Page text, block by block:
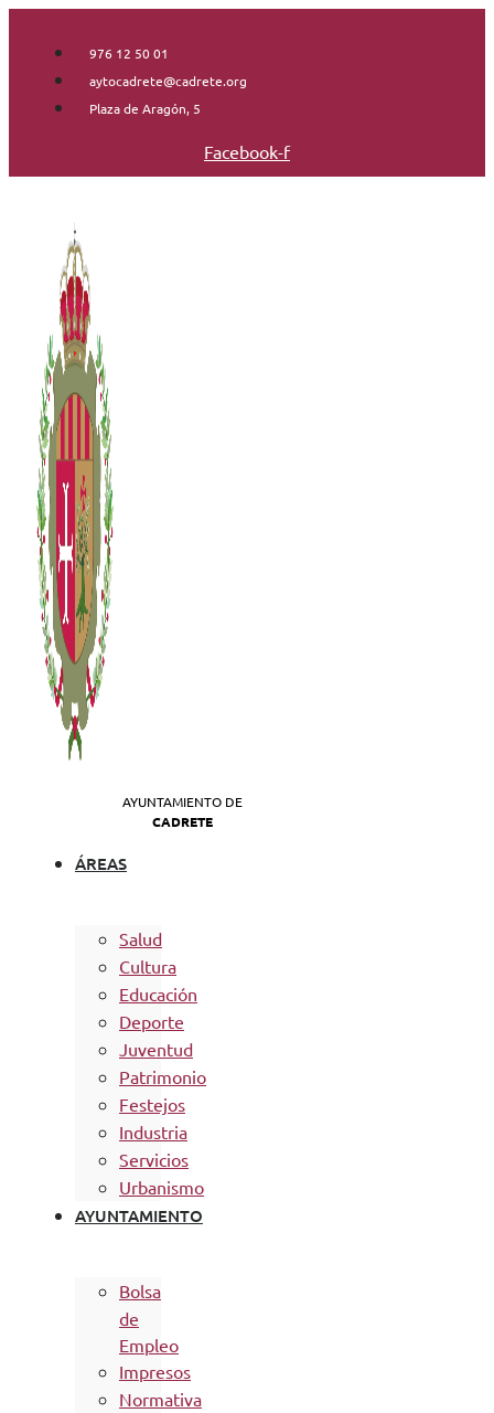
contenido
976 12 50 01
aytocadrete@cadrete.org
Plaza de Aragón, 5
Facebook-f
AYUNTAMIENTO DE
CADRETE
ÁREAS
Salud
Cultura
Educación
Deporte
Juventud
Patrimonio
Festejos
Industria
Servicios
Urbanismo
AYUNTAMIENTO
Bolsa
de
Empleo
Impresos
Normativa